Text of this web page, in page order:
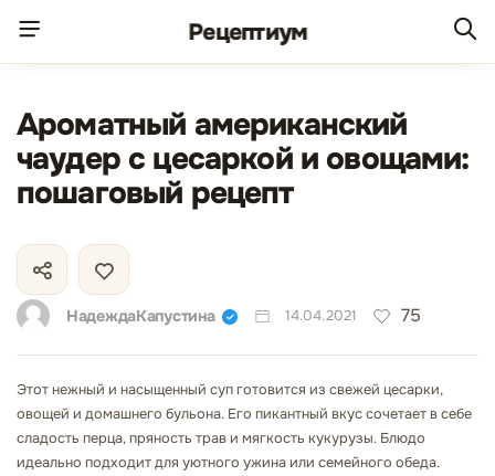
Рецептиум
Ароматный американский
чаудер с цесаркой и овощами:
пошаговый рецепт
НадеждаКапустина 14.04.2021 75
Этот нежный и насыщенный суп готовится из свежей цесарки,
овощей и домашнего бульона. Его пикантный вкус сочетает в себе
сладость перца, пряность трав и мягкость кукурузы. Блюдо
идеально подходит для уютного ужина или семейного обеда.